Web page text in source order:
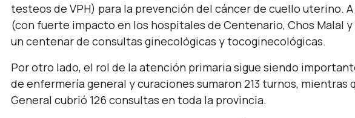
testeos de VPH) para la prevención del cáncer de cuello uterino.
(con fuerte impacto en los hospitales de Centenario, Chos Malal
un centenar de consultas ginecológicas y tocoginecológicas.
Por otro lado, el rol de la atención primaria sigue siendo
de enfermería general y curaciones sumaron 213 turnos, mientras
General cubrió 126 consultas en toda la provincia.